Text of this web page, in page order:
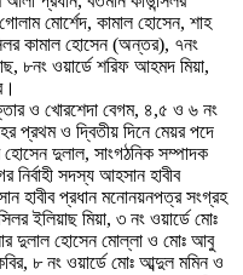
মোর্শেদ, কামাল হোসেন, শাহ
কামাল হোসেন (অন্তর), ৭নং
৮নং ওয়ার্ডে শরিফ আহমদ মিয়া,
ও খোরশেদা বেগম, ৪,৫ ও ৬ নং
প্রথম ও দ্বিতীয় দিনে মেয়র পদে
দুলাল, সাংগঠনিক সম্পাদক
সদস্য আহসান হাবীব
হাবীব প্রধান মনোনয়নপত্র সংগ্রহ
ইলিয়াছ মিয়া, ৩ নং ওয়ার্ডে মোঃ
দুলাল হোসেন মোল্লা ও মোঃ আবু
৮ নং ওয়ার্ডে মোঃ আব্দুল মমিন ও